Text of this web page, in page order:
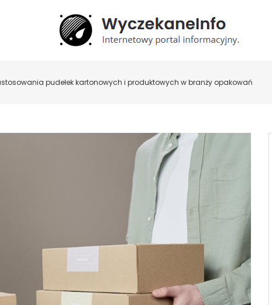
pudełek kartonowych i produktowych w branży opakowań